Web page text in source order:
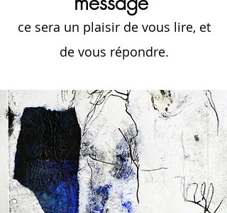
ce sera un plaisir de vous lire, et
de vous répondre.